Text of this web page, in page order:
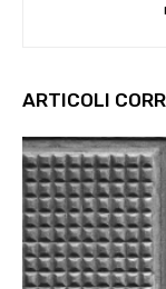
ARTICOLI